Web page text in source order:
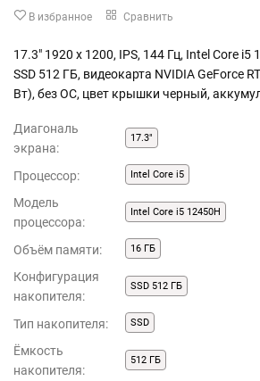
В избранное Сравнить
17.3" 1920 x 1200, IPS, 144 Гц, Intel Core i5
SSD 512 ГБ, видеокарта NVIDIA GeForce
Вт), без ОС, цвет крышки черный,
Диагональ
экрана:
17.3"
Процессор: Intel Core i5
Модель
процессора:
Intel Core i5 12450H
Объём памяти: 16 ГБ
Конфигурация
накопителя:
SSD 512 ГБ
Тип накопителя: SSD
Ёмкость
накопителя:
512 ГБ